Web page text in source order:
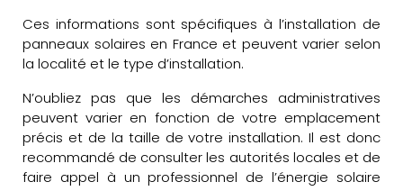
Ces informations sont spécifiques à l’installation de
panneaux solaires en France et peuvent varier selon
la localité et le type d’installation.
N’oubliez pas que les démarches administratives
peuvent varier en fonction de votre emplacement
précis et de la taille de votre installation. Il est donc
recommandé de consulter les autorités locales et de
faire appel à un professionnel de l’énergie solaire